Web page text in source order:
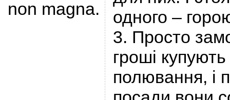
non magna.
одного –
3. Просто
гроші купують
полювання, і